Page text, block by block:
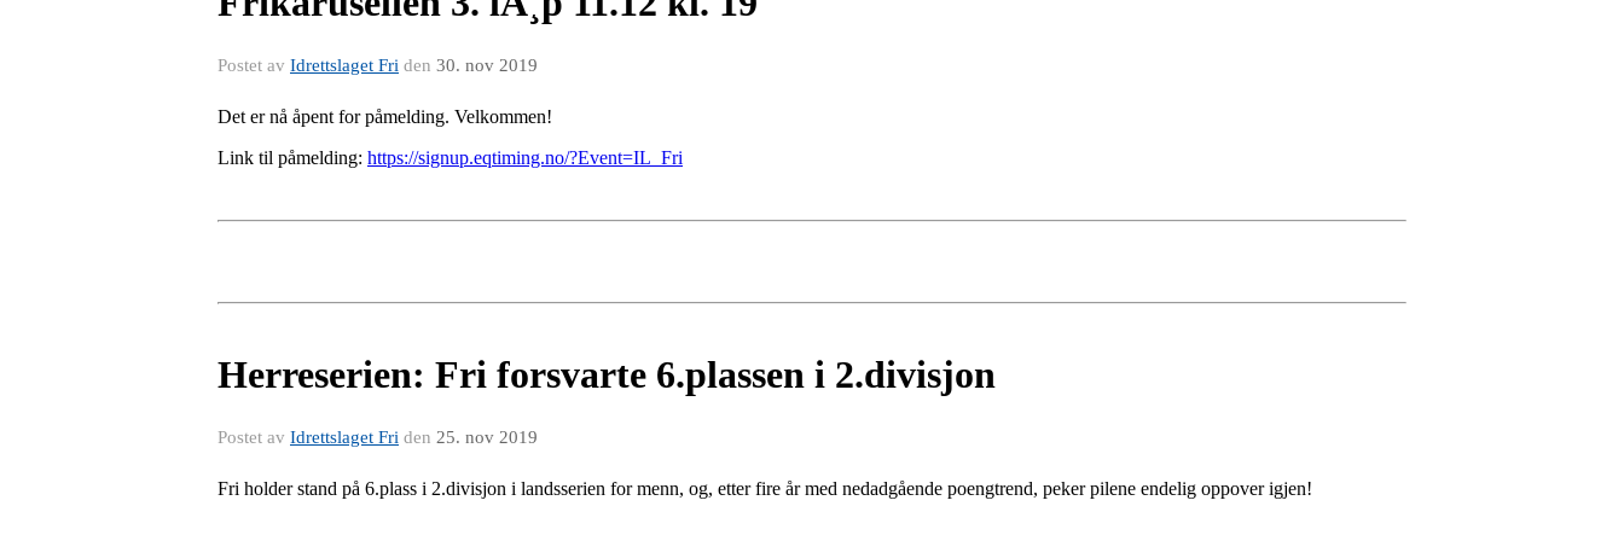
Postet av Idrettslaget Fri den 30. nov 2019
Det er nå åpent for påmelding. Velkommen!
Link til påmelding: https://signup.eqtiming.no/?Event=IL_Fri
Herreserien: Fri forsvarte 6.plassen i 2.divisjon
Postet av Idrettslaget Fri den 25. nov 2019
Fri holder stand på 6.plass i 2.divisjon i landsserien for menn, og, etter fire år med nedadgående poengtrend, peker pilene endelig oppover igjen!